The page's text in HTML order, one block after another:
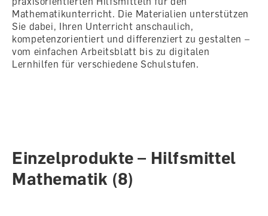
Mathematikunterricht. Die Materialien unterstützen
Sie dabei, Ihren Unterricht anschaulich,
kompetenzorientiert und differenziert zu gestalten –
vom einfachen Arbeitsblatt bis zu digitalen
Lernhilfen für verschiedene Schulstufen.
Einzelprodukte – Hilfsmittel
Mathematik (8)